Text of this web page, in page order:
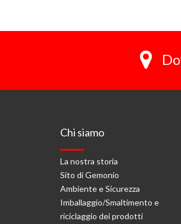
Chi siamo
La nostra storia
Sito di Gemonio
Ambiente e Sicurezza
Imballaggio/Smaltimento e
riciclaggio dei prodotti